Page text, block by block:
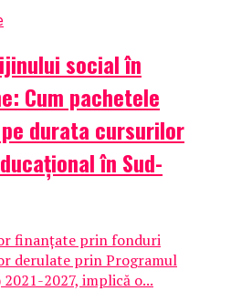
social în
Cum pachetele
durata cursurilor
în Sud-
finanțate prin fonduri
derulate prin Programul
2021-2027, implică o...